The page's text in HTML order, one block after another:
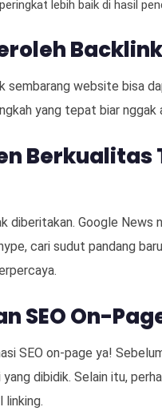
lebih baik di hasil
sembarang website bisa
yang tepat biar nggak
diberitakan. Google News
cari sudut pandang
SEO On-
SEO on-page ya!
dibidik. Selain itu,
linking.